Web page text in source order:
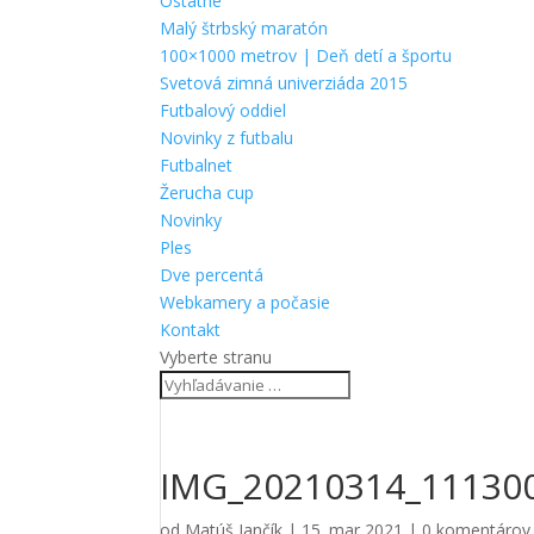
Malý štrbský maratón
100×1000 metrov | Deň detí a športu
Svetová zimná univerziáda 2015
Futbalový oddiel
Novinky z futbalu
Futbalnet
Žerucha cup
Novinky
Ples
Dve percentá
Webkamery a počasie
Kontakt
Vyberte stranu